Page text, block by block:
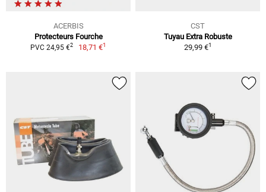
ACERBIS
Protecteurs Fourche
PVC 24,95 €2 18,71 €1
CST
Tuyau Extra Robuste
29,99 €1